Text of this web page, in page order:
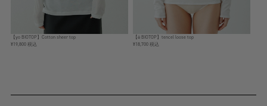
【yo BIOTOP】Cotton sheer top
¥19,800 税込
【ё BIOTOP】tencel loose top
¥18,700 税込